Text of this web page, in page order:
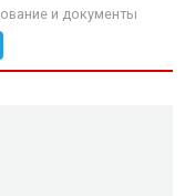
и документы